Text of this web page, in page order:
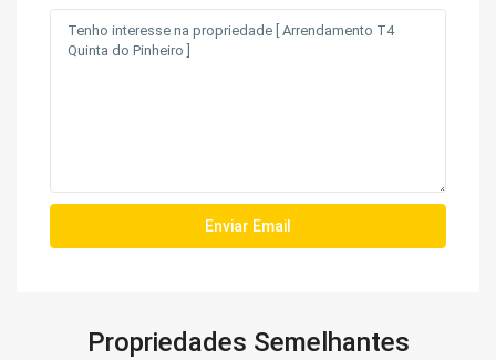
Propriedades Semelhantes